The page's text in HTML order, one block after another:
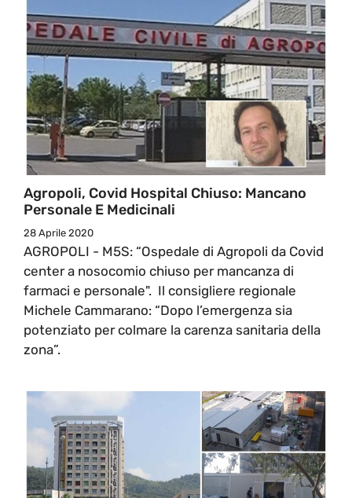
Agropoli, Covid Hospital Chiuso: Mancano
Personale E Medicinali
28 Aprile 2020
AGROPOLI - M5S: “Ospedale di Agropoli da Covid
center a nosocomio chiuso per mancanza di
farmaci e personale". Il consigliere regionale
Michele Cammarano: “Dopo l’emergenza sia
potenziato per colmare la carenza sanitaria della
zona”.